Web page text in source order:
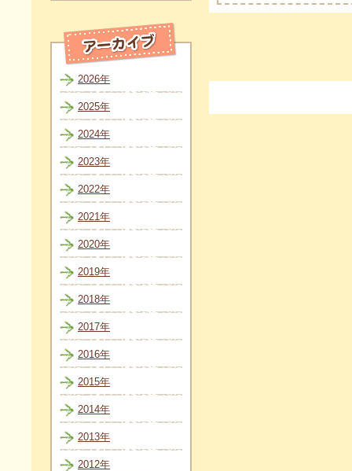
2026年
2025年
2024年
2023年
2022年
2021年
2020年
2019年
2018年
2017年
2016年
2015年
2014年
2013年
2012年